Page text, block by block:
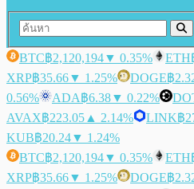
BTC฿2,120,194▼ 0.35% ETH
XRP฿35.66▼ 1.25% DOGE฿
0.56%
ADA฿6.38▼ 0.22%
AVAX฿223.05 ▲ 2.14% LINK฿
KUB฿20.24▼ 1.24%
BTC฿2,120,194▼ 0.35% ETH
XRP฿35.66▼ 1.25% DOGE฿